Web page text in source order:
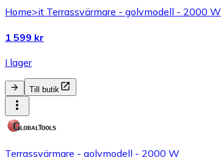
Home>it Terrassvärmare - golvmodell - 2000 W
1 599 kr
I lager
Till butik
Terrassvärmare - golvmodell - 2000 W